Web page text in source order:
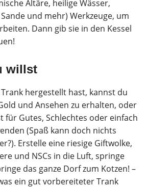
Altäre, heilige Wässer,
und mehr) Werkzeuge, um
Dann gib sie in den Kessel
willst
hergestellt hast, kannst du
und Ansehen zu erhalten, oder
für Gutes, Schlechtes oder einfach
(Spaß kann doch nichts
Erstelle eine riesige Giftwolke,
und NSCs in die Luft, springe
das ganze Dorf zum Kotzen! –
ein gut vorbereiteter Trank